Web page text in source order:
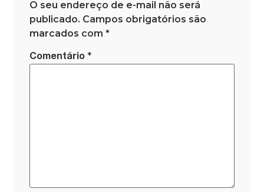
O seu endereço de e-mail não será
publicado. Campos obrigatórios são
marcados com*
Comentário*